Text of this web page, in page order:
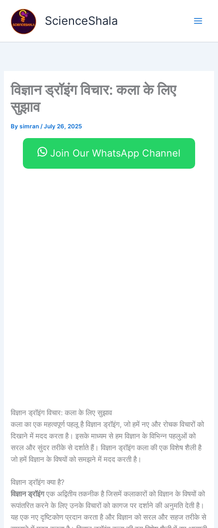
content
ScienceShala
विज्ञान ड्रॉइंग विचार: कला के लिए
सुझाव
Bysimran/July 26, 2025
Join Our WhatsApp Channel
विज्ञान ड्रॉइंग विचार: कला के लिए सुझाव
कला का एक महत्वपूर्ण पहलू है विज्ञान ड्रॉइंग, जो हमें नए और रोचक विचारों को
दिखाने में मदद करता है। इसके माध्यम से हम विज्ञान के विभिन्न पहलुओं को
सरल और सुंदर तरीके से दर्शाते हैं। विज्ञान ड्रॉइंग कला की एक विशेष शैली है
जो हमें विज्ञान के विषयों को समझने में मदद करती है।
विज्ञान ड्रॉइंग क्या है?
विज्ञान ड्रॉइंगएक अद्वितीय तकनीक है जिसमें कलाकारों को विज्ञान के विषयों को
रूपांतरित करने के लिए उनके विचारों को कागज पर दर्शाने की अनुमति देती है।
यह एक नए दृष्टिकोण प्रदान करता है और विज्ञान को सरल और सहज तरीके से